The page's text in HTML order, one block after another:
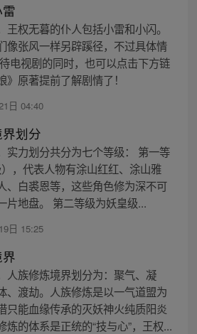
权无暮的仆人包括小雷和小闪。
像张风一样另辟蹊径，不过具体情
电视剧的同时，也可以点击下方链
原著提前了解剧情了！
日 04:40
划分
实力划分共分为七个等级： 第一等
，代表人物有涂山红红、涂山雅
、白裘恩等，这些角色修为深不可
片地盘。 第二等级为妖皇级...
日 15:25
人族修炼境界划分为：聚气、凝
、渡劫。人族修炼是以一气道盟为
只能血缘传承的灭妖神火纯质阳炎
炼的体系是正统的“技与心”，王权...